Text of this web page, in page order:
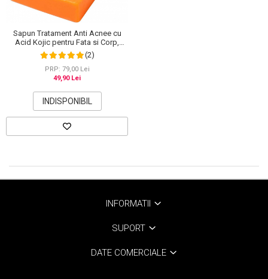
Sapun Tratament Anti Acnee cu
Acid Kojic pentru Fata si Corp,
Efect de Albire si Depigmentare a
pielii, Elaimei, 100 g
(2)
PRP: 79,00 Lei
49,90 Lei
INDISPONIBIL
INFORMATII
SUPORT
DATE COMERCIALE